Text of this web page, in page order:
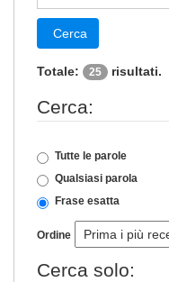
Cerca
Totale: 25 risultati.
Cerca:
Tutte le parole
Qualsiasi parola
Frase esatta
Ordine
Cerca solo: